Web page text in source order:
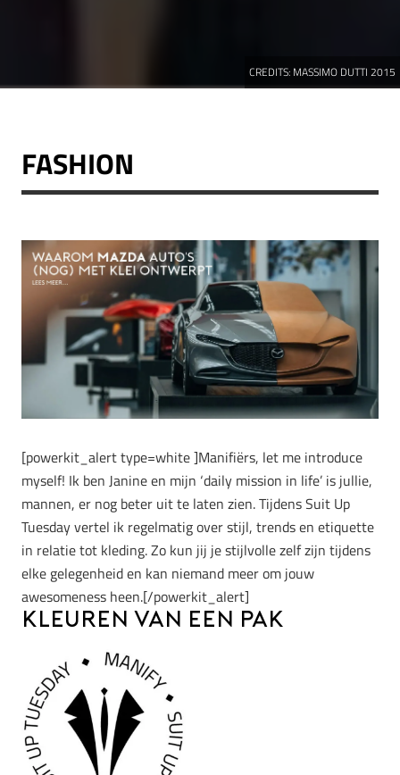
CREDITS: MASSIMO DUTTI 2015
FASHION
[powerkit_alert type=white ]Manifiërs, let me introduce
myself! Ik ben Janine en mijn ‘daily mission in life’ is jullie,
mannen, er nog beter uit te laten zien. Tijdens Suit Up
Tuesday vertel ik regelmatig over stijl, trends en etiquette
in relatie tot kleding. Zo kun jij je stijlvolle zelf zijn tijdens
elke gelegenheid en kan niemand meer om jouw
awesomeness heen.[/powerkit_alert]
Kleuren van een pak